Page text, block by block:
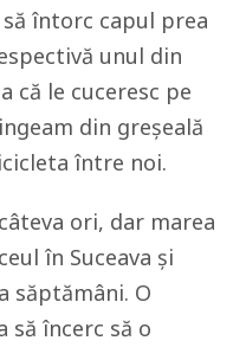
întorc capul prea
unul din
că le cuceresc pe
din greșeală
între noi.
ori, dar marea
în Suceava și
săptămâni. O
să încerc să o